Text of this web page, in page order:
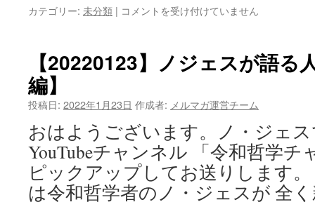
カテゴリー: 未分類 | 【20220125】
ら
ま
人
間
の
再
規
コメントを受け付けていません
【20220123】ノジェスが語る
編】
投稿日: 2022年1月23日 作成者: メルマガ運営チーム
おはようございます。ノ・ジェ
YouTubeチャンネル 「令和哲学
ピックアップしてお送りします
は令和哲学者のノ・ジェスが 全